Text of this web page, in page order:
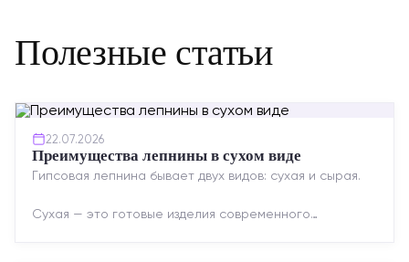
Полезные статьи
22.07.2026
Преимущества лепнины в сухом виде
Гипсовая лепнина бывает двух видов: сухая и сырая.
Сухая — это готовые изделия современного